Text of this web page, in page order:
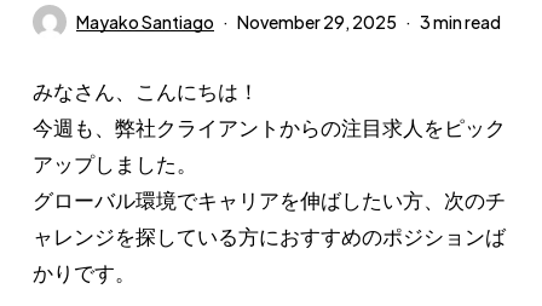
Mayako Santiago November 29, 2025 3 min read
みなさん、こんにちは！
今週も、弊社クライアントからの注目求人をピック
アップしました。
グローバル環境でキャリアを伸ばしたい方、次のチ
ャレンジを探している方におすすめのポジションば
かりです。